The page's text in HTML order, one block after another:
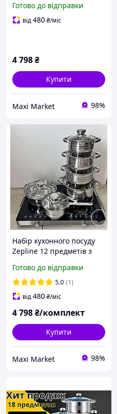
каструль для всіх видів
плит (Німеччина)
Готово до відправки
від480₴/міс
4 798₴
Купити
Maxi Market 98%
Набір кухонного посуду
Zepline 12 предметів з
каструль + сковорода та
сотейник для дому
Готово до відправки
5.0 (1)
від480₴/міс
4 798₴/комплект
Купити
Maxi Market 98%